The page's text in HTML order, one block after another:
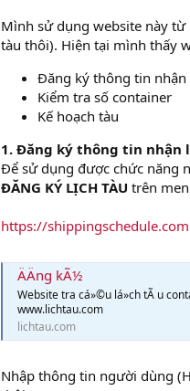
Mình sử dụng website này
tàu thôi). Hiện tại mình thấy
Đăng ký thông tin nhận
Kiểm tra số container
Kế hoạch tàu
1. Đăng ký thông tin nhận
Để sử dụng được chức năng
ĐĂNG KÝ LỊCH TÀU trên
https://
ÄÄng kÃ½
Website tra cá»©u lá»ch tÃ u
www.lichtau.com
lichtau.com
Nhập thông tin người dùng